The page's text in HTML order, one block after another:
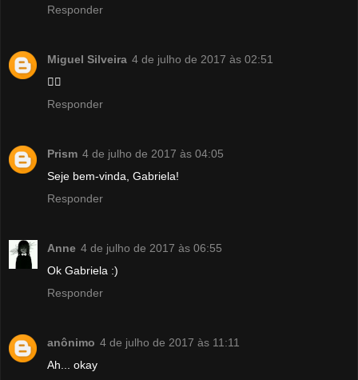
Responder
Miguel Silveira 4 de julho de 2017 às 02:51
👍🏼
Responder
Prism 4 de julho de 2017 às 04:05
Seje bem-vinda, Gabriela!
Responder
Anne 4 de julho de 2017 às 06:55
Ok Gabriela :)
Responder
anônimo 4 de julho de 2017 às 11:11
Ah... okay